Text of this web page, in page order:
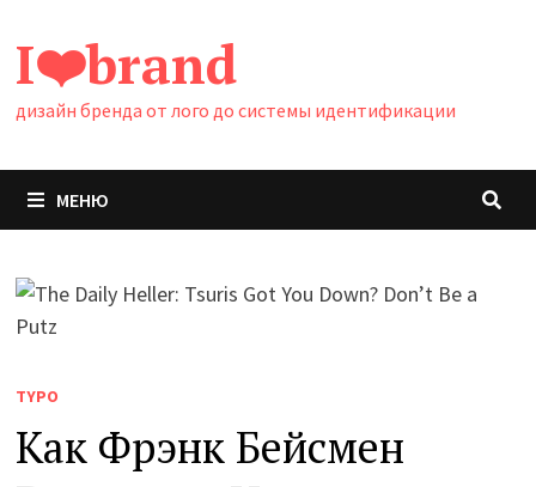
содержимому
I❤️brand
дизайн бренда от лого до системы идентификации
МЕНЮ
TYPO
Как Фрэнк Бейсмен